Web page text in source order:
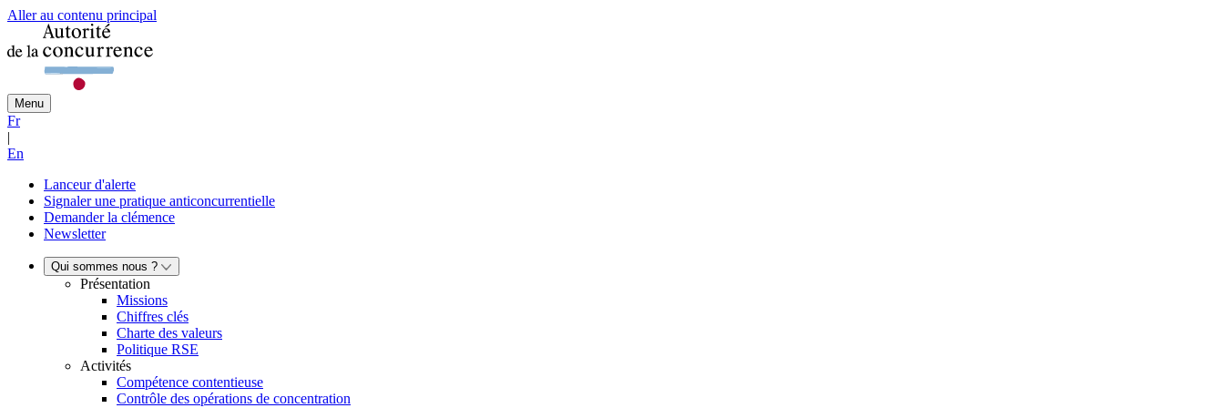
Aller au contenu principal
Menu
Fr
|
En
Lanceur d'alerte
Signaler une pratique anticoncurrentielle
Demander la clémence
Newsletter
Qui sommes nous ?
Présentation
Missions
Chiffres clés
Charte des valeurs
Politique RSE
Activités
Compétence contentieuse
Contrôle des opérations de concentration